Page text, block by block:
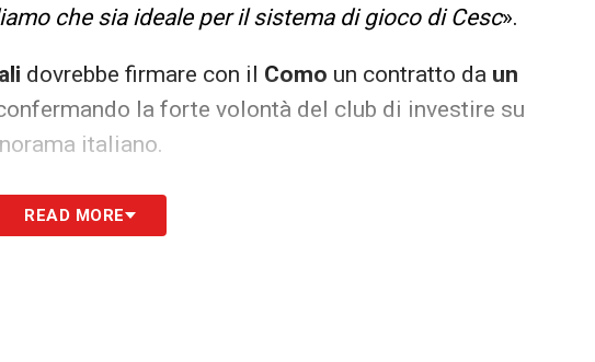
che sia ideale per il sistema di gioco di Cesc».
dovrebbe firmare con il Como un contratto da un
la forte volontà del club di investire su
italiano.
per il progetto
READ MORE